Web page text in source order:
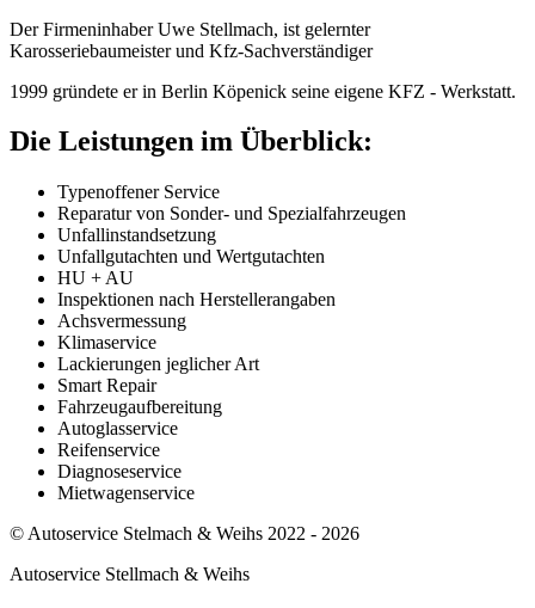
Der Firmeninhaber Uwe Stellmach, ist gelernter
Karosseriebaumeister und Kfz-Sachverständiger
1999 gründete er in Berlin Köpenick seine eigene KFZ - Werkstatt.
Die Leistungen im Überblick:
Typenoffener Service
Reparatur von Sonder- und Spezialfahrzeugen
Unfallinstandsetzung
Unfallgutachten und Wertgutachten
HU + AU
Inspektionen nach Herstellerangaben
Achsvermessung
Klimaservice
Lackierungen jeglicher Art
Smart Repair
Fahrzeugaufbereitung
Autoglasservice
Reifenservice
Diagnoseservice
Mietwagenservice
© Autoservice Stelmach & Weihs 2022 - 2026
Autoservice Stellmach & Weihs